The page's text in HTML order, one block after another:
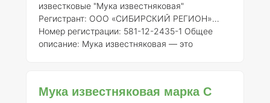
известковые "Мука известняковая"
Регистрант: ООО «СИБИРСКИЙ РЕГИОН»
Номер регистрации: 581-12-2435-1 Общее
описание: Мука известняковая — это
собой мелкозернистый порошок, обладающий
Мука известняковая марка С